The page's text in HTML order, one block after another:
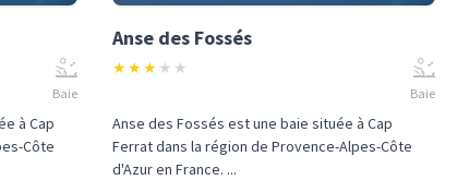
Baie
à Cap
Côte
Anse des Fossés
★★★ ★ ★
Baie
Anse des Fossés est une baie située à Cap
Ferrat dans la région de Provence-Alpes-Côte
d'Azur en France. ...